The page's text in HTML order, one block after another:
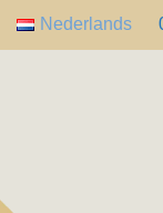
Nederlands